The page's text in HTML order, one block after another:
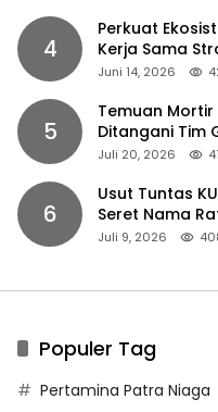
4
Perkuat
Kerja Sama
Juni 14, 2026
5
Temuan
Ditangani Tim
Juli 20, 2026
6
Usut Tuntas
Seret Nama
Juli 9, 2026
Populer Tag
Pertamina Patra Niaga